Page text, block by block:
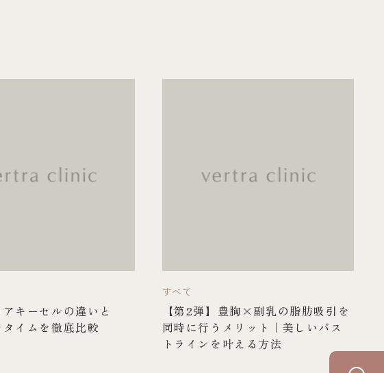
キーセルの違いと
イムを徹底比較
すべて
【第2弾】豊胸×副乳の脂肪吸引を
同時に行うメリット｜美しいバス
トラインを叶える方法